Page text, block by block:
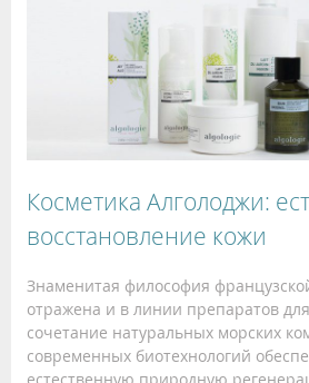
Косметика Алголоджи:
восстановление кожи
Знаменитая философия
отражена и в линии препаратов
сочетание натуральных морских
современных биотехнологий
естественную природную